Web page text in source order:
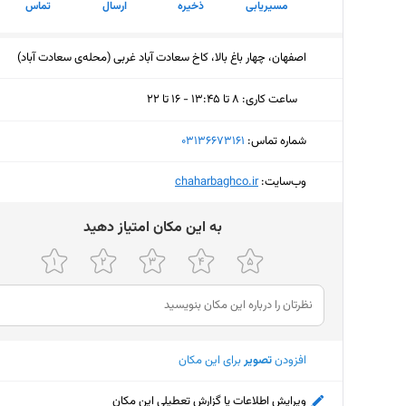
مسیریابی ذخیره ارسال تماس
اصفهان، چهار باغ بالا، کاخ سعادت آباد غربی (محله‌ی سعادت آباد)
ساعت کاری: ۸ تا ۱۳:۴۵ - ۱۶ تا ۲۲
یکشنبه (امروز)
پنجشنبه
۸ تا ۱۳:۴۵ - ۱۶ تا ۲۲
جمعه
ثبت
شنبه
شماره تماس: ‎03136673161
وب‌سایت:‎chaharbaghco.ir
ﺑﻪ اﯾﻦ ﻣﮑﺎن اﻣﺘﯿﺎز دﻫﯿﺪ
افزودنتصویربرای این مکان
ویرایش اطلاعات یا گزارش تعطیلی این مکان